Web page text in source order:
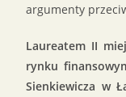
argumenty
Laureatem II
rynku
Sienkiewicza w